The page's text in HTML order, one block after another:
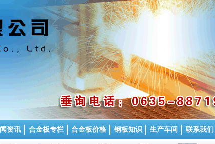
资讯 合金板专栏 合金板价格 钢板知识 生产车间 联系我们